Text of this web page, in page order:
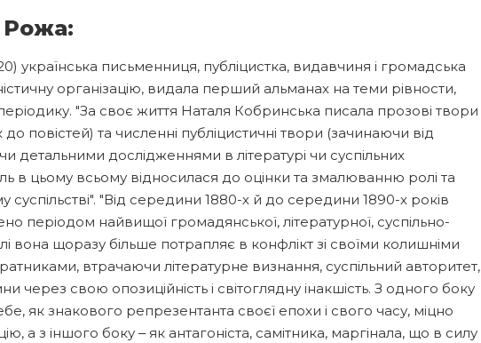
Рожа:
українська письменниця, публіцистка, видавчиня і громадська
організацію, видала перший альманах на теми рівности,
"За своє життя Наталя Кобринська писала прозові твори
повістей) та численні публіцистичні твори (зачинаючи від
детальними дослідженнями в літературі чи суспільних
в цьому всьому відносилася до оцінки та змалюванню ролі та
"Від середини 1880-х й до середини 1890-х років
періодом найвищої громадянської, літературної, суспільно-
вона щоразу більше потрапляє в конфлікт зі своїми колишніми
втрачаючи літературне визнання, суспільний авторитет,
через свою опозиційність і світоглядну інакшість. З одного боку
як знакового репрезентанта своєї епохи і свого часу, міцно
а з іншого боку ‒ як антагоніста, самітника, маргінала, що в силу